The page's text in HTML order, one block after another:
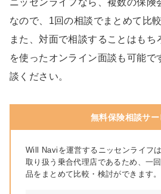
ニッセンライフなら、複数の保険
なので、1回の相談でまとめて比
また、対面で相談することはもち
を使ったオンライン面談も可能で
談ください。
無料保険相談サー
Will Naviを運営するニッセンライフ
取り扱う乗合代理店であるため、一
品をまとめて比較・検討ができます。